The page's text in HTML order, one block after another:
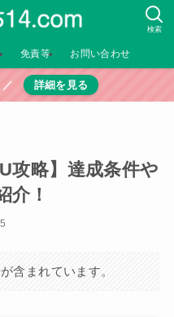
検索
免責等 お問い合わせ
詳細を見る
攻略】達成条件や
介！
含まれています。